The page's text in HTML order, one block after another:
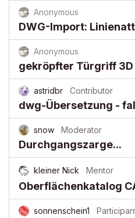
Anonymous
DWG-Import:
Anonymous
gekröpfter Türgriff 3D
astridbr Contributor
dwg-Übersetzung -
snow Moderator
Durchgangszarge...
kleiner Nick Mentor
Oberflächenkatalog
sonnenschein1